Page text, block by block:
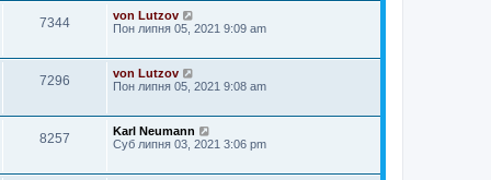
7344
von Lutzov
Пон липня 05, 2021 9:09 am
7296
von Lutzov
Пон липня 05, 2021 9:08 am
8257
Karl Neumann
Суб липня 03, 2021 3:06 pm